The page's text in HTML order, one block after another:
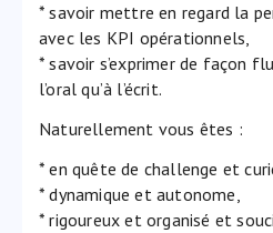
* savoir mettre en regard la
avec les KPI opérationnels,
* savoir s’exprimer de façon
l’oral qu’à l’écrit.
Naturellement vous êtes :
* en quête de challenge et
* dynamique et autonome,
* rigoureux et organisé et